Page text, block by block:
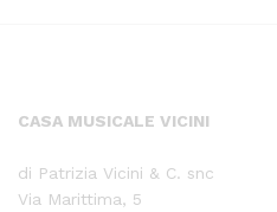
CASA MUSICALE VICINI
di Patrizia Vicini & C. snc
Via Marittima, 5